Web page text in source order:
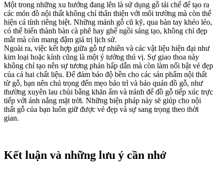
Một trong những xu hướng đang lên là sử dụng gỗ tái chế để tạo ra
các món đồ nội thất không chỉ thân thiện với môi trường mà còn thể
hiện cá tính riêng biệt. Những mảnh gỗ cũ kỹ, qua bàn tay khéo léo,
có thể biến thành bàn cà phê hay ghế ngồi sáng tạo, không chỉ đẹp
mắt mà còn mang đậm giá trị lịch sử.
Ngoài ra, việc kết hợp giữa gỗ tự nhiên và các vật liệu hiện đại như
kim loại hoặc kính cũng là một ý tưởng thú vị. Sự giao thoa này
không chỉ tạo nên sự tương phản hấp dẫn mà còn làm nổi bật vẻ đẹp
của cả hai chất liệu. Để đảm bảo độ bền cho các sản phẩm nội thất
từ gỗ, bạn nên chú trọng đến mẹo bảo trì và bảo quản đồ gỗ, như
thường xuyên lau chùi bằng khăn ẩm và tránh để đồ gỗ tiếp xúc trực
tiếp với ánh nắng mặt trời. Những biện pháp này sẽ giúp cho nội
thất gỗ của bạn luôn giữ được vẻ đẹp và sự sang trọng theo thời
gian.
Kết luận và những lưu ý cần nhớ